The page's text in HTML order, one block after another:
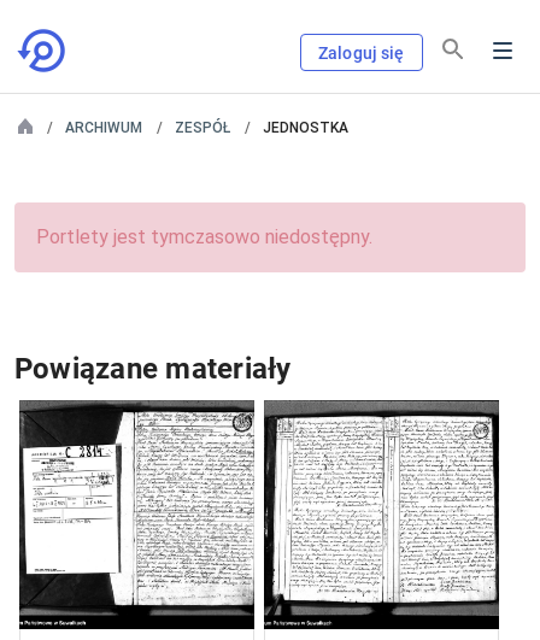
Zaloguj się
ARCHIWUM ZESPÓŁ JEDNOSTKA
Portlety jest tymczasowo niedostępny.
Powiązane materiały